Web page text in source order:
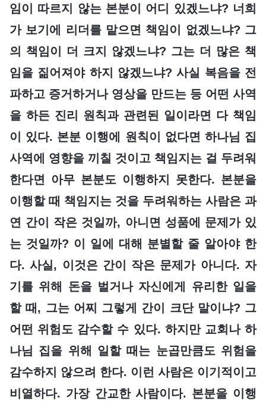
임이 따르지 않는 본분이 어디 있겠느냐? 너희
가 보기에 리더를 맡으면 책임이 없겠느냐? 그
의 책임이 더 크지 않겠느냐? 그는 더 많은 책
임을 짊어져야 하지 않겠느냐? 사실 복음을 전
파하고 증거하거나 영상을 만드는 등 어떤 사역
을 하든 진리 원칙과 관련된 일이라면 다 책임
이 있다. 본분 이행에 원칙이 없다면 하나님 집
사역에 영향을 끼칠 것이고 책임지는 걸 두려워
한다면 아무 본분도 이행하지 못한다. 본분을
이행할 때 책임지는 것을 두려워하는 사람은 과
연 간이 작은 것일까, 아니면 성품에 문제가 있
는 것일까? 이 일에 대해 분별할 줄 알아야 한
다. 사실, 이것은 간이 작은 문제가 아니다. 자
기를 위해 돈을 벌거나 자신에게 유리한 일을
할 때, 그는 어찌 그렇게 간이 크단 말이냐? 그
어떤 위험도 감수할 수 있다. 하지만 교회나 하
나님 집을 위해 일할 때는 눈곱만큼도 위험을
감수하지 않으려 한다. 이런 사람은 이기적이고
비열하다. 가장 간교한 사람이다. 본분을 이행